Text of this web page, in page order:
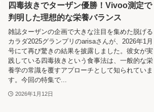
四毒抜きでターザン優勝！Vivoo測定で
判明した理想的な栄養バランス
雑誌ターザンの企画で大きな注目を集めた脱げる
カラダ2025グランプリのarisaさんが、2026年1月
号にて再び驚きの結果を披露しました。彼女が実
践している四毒抜きという食事法は、一般的な栄
養学の常識を覆すアプローチとして知られていま
す。今回の特集で...
2026年1月12日